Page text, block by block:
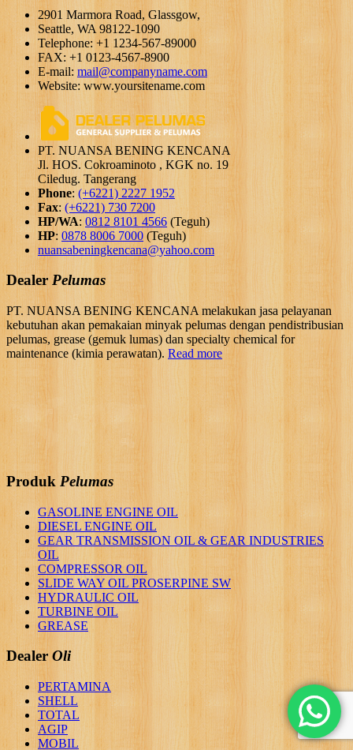
2901 Marmora Road, Glassgow,
Seattle, WA 98122-1090
Telephone: +1 1234-567-89000
FAX: +1 0123-4567-8900
E-mail: mail@companyname.com
Website: www.yoursitename.com
PT. NUANSA BENING KENCANA
Jl. HOS. Cokroaminoto , KGK no. 19
Ciledug. Tangerang
Phone: (+6221) 2227 1952
Fax: (+6221) 730 7200
HP/WA: 0812 8101 4566 (Teguh)
HP: 0878 8006 7000 (Teguh)
nuansabeningkencana@yahoo.com
Dealer Pelumas
PT. NUANSA BENING KENCANA melakukan jasa pelayanan
kebutuhan akan pemakaian minyak pelumas dengan pendistribusian
pelumas, grease (gemuk lumas) dan specialty chemical for
maintenance (kimia perawatan). Read more
Produk Pelumas
GASOLINE ENGINE OIL
DIESEL ENGINE OIL
GEAR TRANSMISSION OIL & GEAR INDUSTRIES
OIL
COMPRESSOR OIL
SLIDE WAY OIL PROSERPINE SW
HYDRAULIC OIL
TURBINE OIL
GREASE
Dealer Oli
PERTAMINA
SHELL
TOTAL
AGIP
MOBIL